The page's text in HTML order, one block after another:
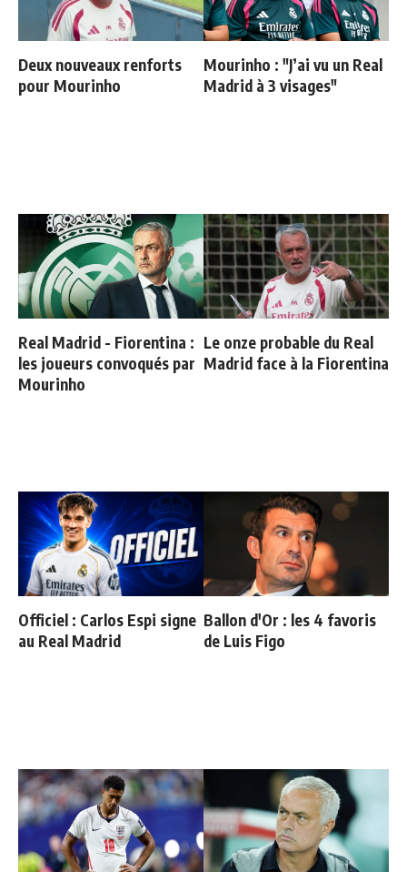
Deux nouveaux renforts
pour Mourinho
Mourinho : "J’ai vu un Real
Madrid à 3 visages"
Real Madrid - Fiorentina :
les joueurs convoqués par
Mourinho
Le onze probable du Real
Madrid face à la Fiorentina
Officiel : Carlos Espi signe
au Real Madrid
Ballon d'Or : les 4 favoris
de Luis Figo